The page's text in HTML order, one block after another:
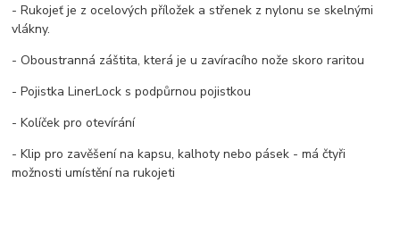
- Rukojeť je z ocelových příložek a střenek z nylonu se skelnými
vlákny.
- Oboustranná záštita, která je u zavíracího nože skoro raritou
- Pojistka LinerLock s podpůrnou pojistkou
- Kolíček pro otevírání
- Klip pro zavěšení na kapsu, kalhoty nebo pásek - má čtyři
možnosti umístění na rukojeti